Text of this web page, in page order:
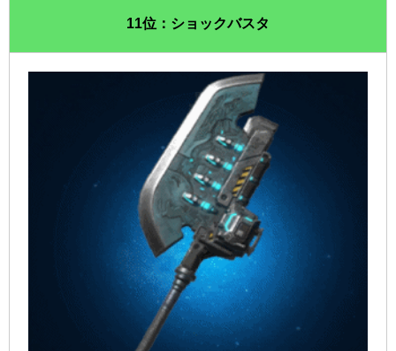
11位：ショックバスタ